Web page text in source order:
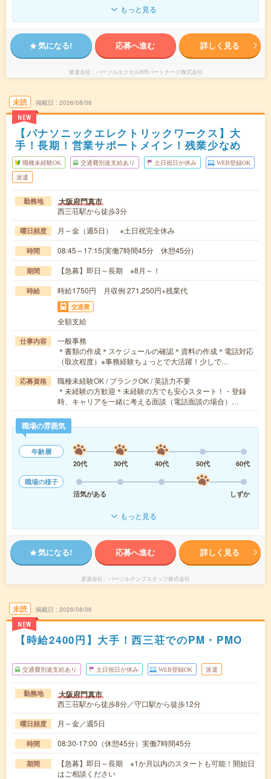
もっと見る
気になる! 応募へ進む 詳しく見る
派遣会社 パーソルエクセルHRパートナーズ株式会社
未読
NEW
掲載日 2026/08/06
【パナソニックエレクトリックワークス】大
手！長期！営業サポートメイン！残業少なめ
職種未経験OK 交通費別途支給あり 土日祝日が休み WEB登録OK
派遣
勤務地 大阪府門真市
西三荘駅から徒歩3分
曜日頻度 月～金（週5日） ※土日祝完全休み
時間 08:45～17:15(実働7時間45分 休憩45分)
期間 【急募】即日～長期 ※8月～！
時給 時給1750円 月収例 271,250円+残業代
交通費
全額支給
仕事内容
一般事務
＊書類の作成＊スケジュールの確認＊資料の作成＊電話対応
（取次程度）※事務経験ちょっとで大活躍！少しで…
応募資格
職種未経験OK / ブランクOK / 英語力不要
＊未経験の方歓迎＊未経験の方でも安心スタート！・登録
時、キャリアを一緒に考える面談（電話面談の場合）…
職場の雰囲気
年齢層
20代
30代 40代 50代
60代
職場の様子
活気がある
しずか
もっと見る
気になる! 応募へ進む 詳しく見る
派遣会社 パーソルテンプスタッフ株式会社
未読
NEW
掲載日 2026/08/06
【時給2400円】大手！西三荘でのPM・PMO
交通費別途支給あり 土日祝日が休み WEB登録OK 派遣
勤務地 大阪府門真市
西三荘駅から徒歩8分／守口駅から徒歩12分
曜日頻度 月～金／週5日
時間 08:30-17:00（休憩45分）実働7時間45分
期間
【急募】即日～長期 ※1か月以内のスタートも可能！開始日
はご相談ください